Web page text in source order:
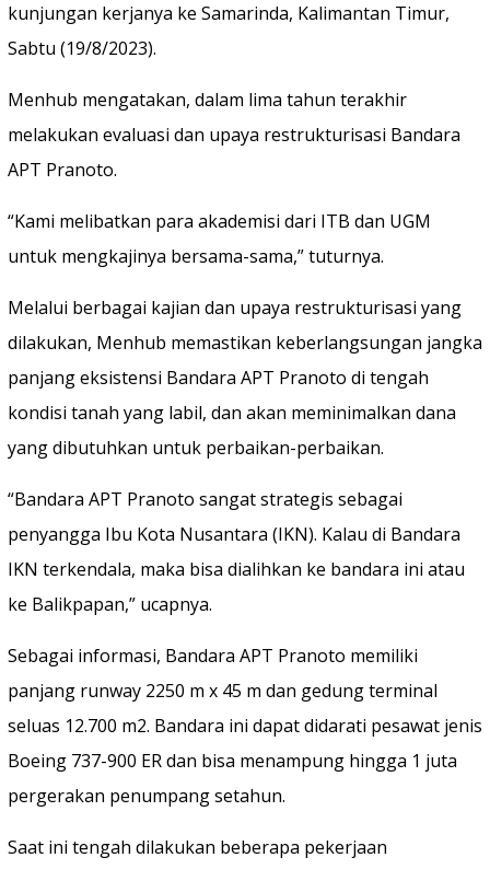
kunjungan kerjanya ke Samarinda, Kalimantan Timur,
Sabtu (19/8/2023).
Menhub mengatakan, dalam lima tahun terakhir
melakukan evaluasi dan upaya restrukturisasi Bandara
APT Pranoto.
“Kami melibatkan para akademisi dari ITB dan UGM
untuk mengkajinya bersama-sama,” tuturnya.
Melalui berbagai kajian dan upaya restrukturisasi yang
dilakukan, Menhub memastikan keberlangsungan jangka
panjang eksistensi Bandara APT Pranoto di tengah
kondisi tanah yang labil, dan akan meminimalkan dana
yang dibutuhkan untuk perbaikan-perbaikan.
“Bandara APT Pranoto sangat strategis sebagai
penyangga Ibu Kota Nusantara (IKN). Kalau di Bandara
IKN terkendala, maka bisa dialihkan ke bandara ini atau
ke Balikpapan,” ucapnya.
Sebagai informasi, Bandara APT Pranoto memiliki
panjang runway 2250 m x 45 m dan gedung terminal
seluas 12.700 m2. Bandara ini dapat didarati pesawat jenis
Boeing 737-900 ER dan bisa menampung hingga 1 juta
pergerakan penumpang setahun.
Saat ini tengah dilakukan beberapa pekerjaan